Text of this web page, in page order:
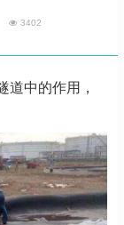
3402
道中的作用，